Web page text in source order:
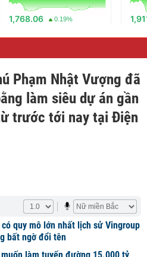
1,768.06 0.19%
Phạm Nhật Vượng đã
làm siêu dự án gần
trước tới nay tại Điện
quy mô lớn nhất lịch sử Vingroup
bất ngờ đổi tên